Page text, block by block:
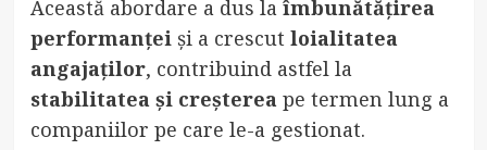
Această abordare a dus la îmbunătățirea
performanțeiși a crescut loialitatea
angajaților, contribuind astfel la
stabilitatea și creștereape termen lung a
companiilor pe care le-a gestionat.